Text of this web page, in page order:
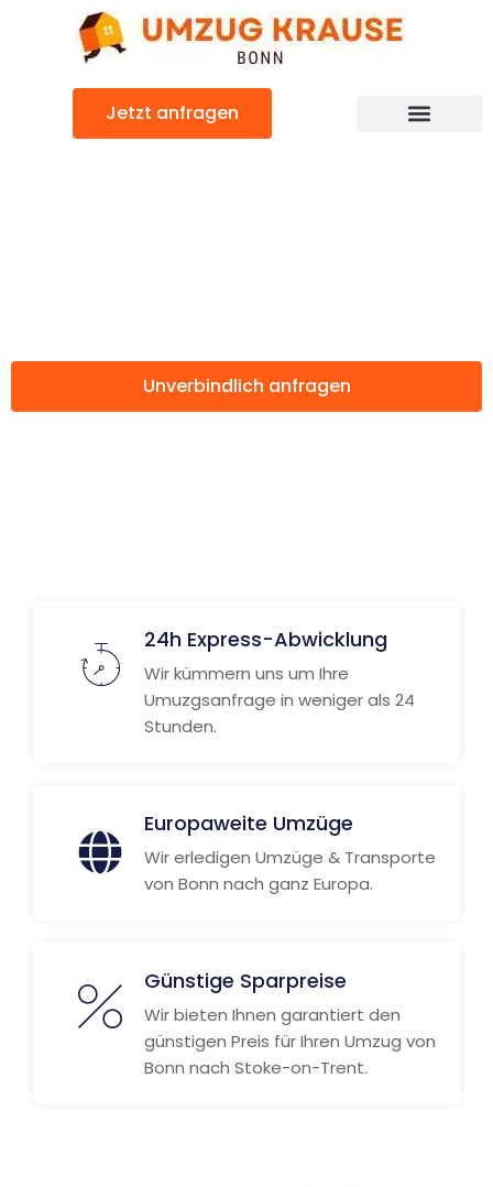
Jetzt anfragen
Unverbindlich anfragen
24h Express-Abwicklung
Wir kümmern uns um Ihre
Umuzgsanfrage in weniger als 24
Stunden.
Europaweite Umzüge
Wir erledigen Umzüge & Transporte
von Bonn nach ganz Europa.
Günstige Sparpreise
Wir bieten Ihnen garantiert den
günstigen Preis für Ihren Umzug von
Bonn nach Stoke-on-Trent.